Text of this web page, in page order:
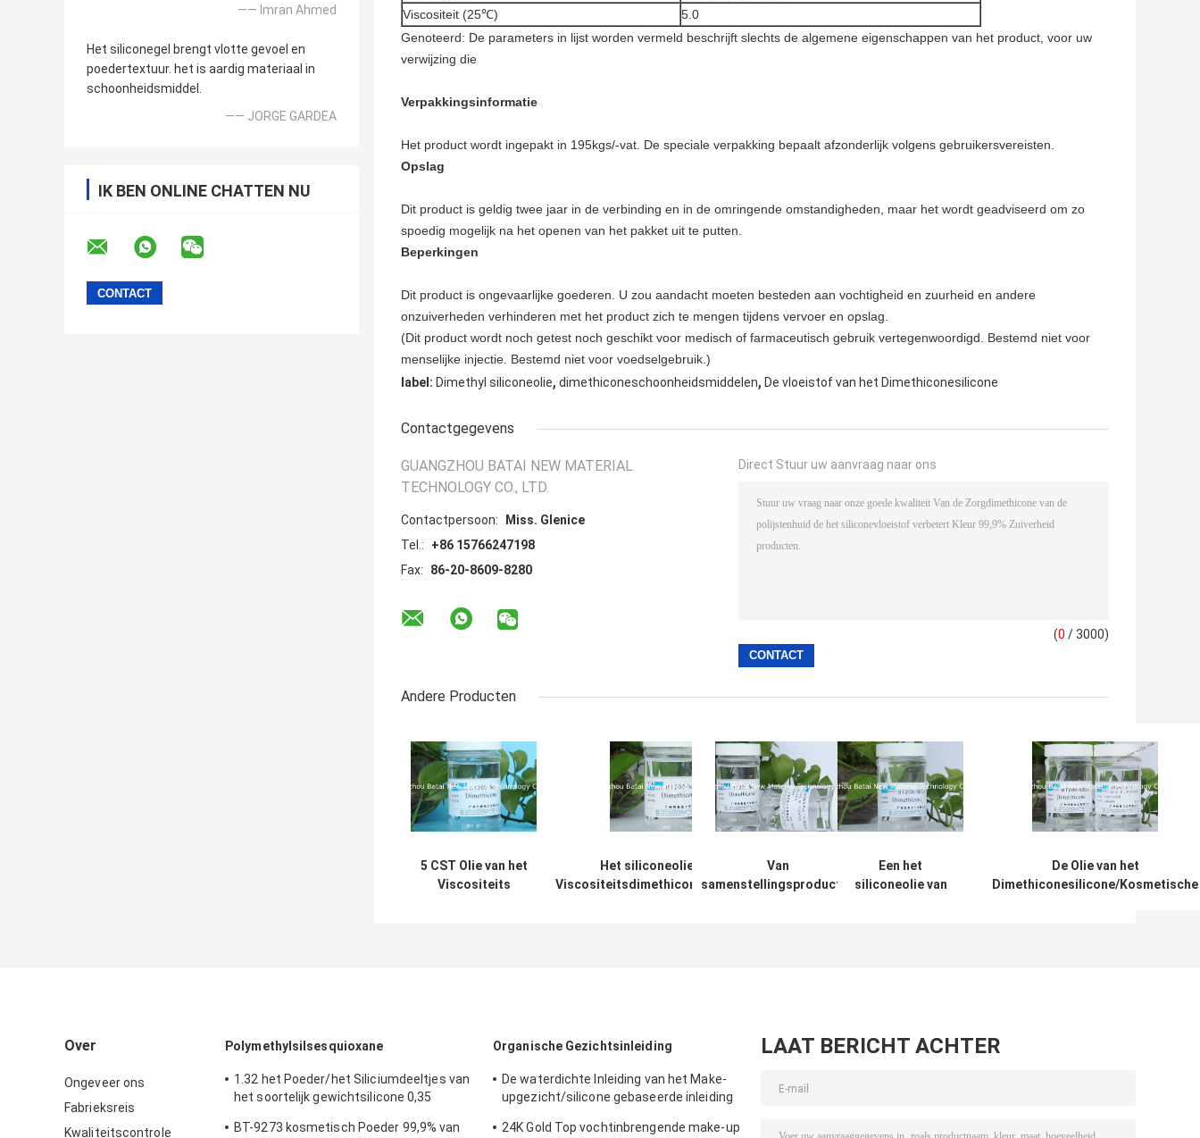
—— Imran Ahmed
Het siliconegel brengt vlotte gevoel en
poedertextuur. het is aardig materiaal in
schoonheidsmiddel.
—— JORGE GARDEA
IK BEN ONLINE CHATTEN NU
Viscositeit (25℃)
5.0
Genoteerd: De parameters in lijst worden vermeld beschrijft slechts de algemene eigenschappen van het product, voor uw
verwijzing die
Verpakkingsinformatie
Het product wordt ingepakt in 195kgs/-vat. De speciale verpakking bepaalt afzonderlijk volgens gebruikersvereisten.
Opslag
Dit product is geldig twee jaar in de verbinding en in de omringende omstandigheden, maar het wordt geadviseerd om zo
spoedig mogelijk na het openen van het pakket uit te putten.
Beperkingen
Dit product is ongevaarlijke goederen. U zou aandacht moeten besteden aan vochtigheid en zuurheid en andere
onzuiverheden verhinderen met het product zich te mengen tijdens vervoer en opslag.
(Dit product wordt noch getest noch geschikt voor medisch of farmaceutisch gebruik vertegenwoordigd. Bestemd niet voor
menselijke injectie. Bestemd niet voor voedselgebruik.)
label: Dimethyl siliconeolie, dimethiconeschoonheidsmiddelen, De vloeistof van het Dimethiconesilicone
Contactgegevens
GUANGZHOU BATAI NEW MATERIAL
TECHNOLOGY CO., LTD.
Contactpersoon:
Miss. Glenice
Tel.:
+86 15766247198
Fax:
86-20-8609-8280
Direct Stuur uw aanvraag naar ons
(0 / 3000)
Andere Producten
5 CST Olie van het
Viscositeits
Het siliconeolie van lage
Viscositeitsdimethicone/Dimethicone-
Van
samenstellingsproducten
Een het
siliconeolie van
De Olie van het
Dimethiconesilicone/Kosmetische
Over
Ongeveer ons
Fabrieksreis
Kwaliteitscontrole
Polymethylsilsesquioxane
1.32 het Poeder/het Siliciumdeeltjes van
het soortelijk gewichtsilicone 0,35
BT-9273 kosmetisch Poeder 99,9% van
Organische Gezichtsinleiding
De waterdichte Inleiding van het Make-
upgezicht/silicone gebaseerde inleiding
24K Gold Top vochtinbrengende make-up
LAAT BERICHT ACHTER